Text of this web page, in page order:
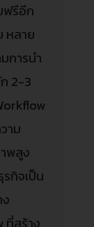
ฟรีอีก
หลาย
การนำ
2-3
าม
พสูง
กิจเป็น
ที่สร้าง